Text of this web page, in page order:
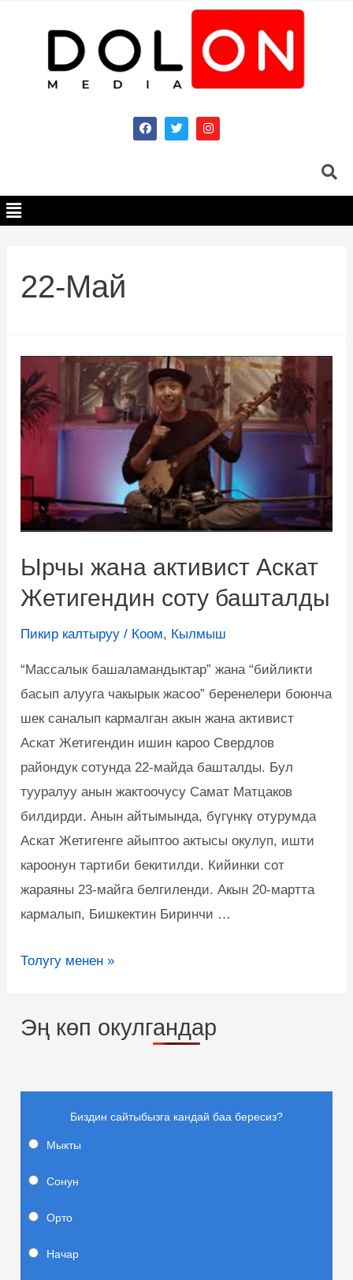
22-Май
Ырчы жана активист Аскат
Жетигендин соту башталды
Пикир калтыруу / Коом, Кылмыш
“Массалык башаламандыктар” жана “бийликти
басып алууга чакырык жасоо” беренелери боюнча
шек саналып кармалган акын жана активист
Аскат Жетигендин ишин кароо Свердлов
райондук сотунда 22-майда башталды. Бул
тууралуу анын жактоочусу Самат Матцаков
билдирди. Анын айтымында, бүгүнкү отурумда
Аскат Жетигенге айыптоо актысы окулуп, ишти
кароонун тартиби бекитилди. Кийинки сот
жараяны 23-майга белгиленди. Акын 20-мартта
кармалып, Бишкектин Биринчи …
Толугу менен »
Эң көп окулгандар
Биздин сайтыбызга кандай баа бересиз?
Мыкты
Сонун
Орто
Начар